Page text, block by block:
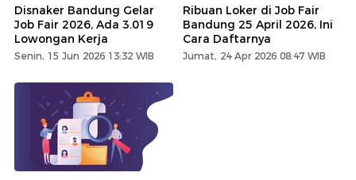
Disnaker Bandung Gelar
Job Fair 2026, Ada 3.019
Lowongan Kerja
Senin, 15 Jun 2026 13:32 WIB
Ribuan Loker di Job Fair
Bandung 25 April 2026, Ini
Cara Daftarnya
Jumat, 24 Apr 2026 08:47 WIB